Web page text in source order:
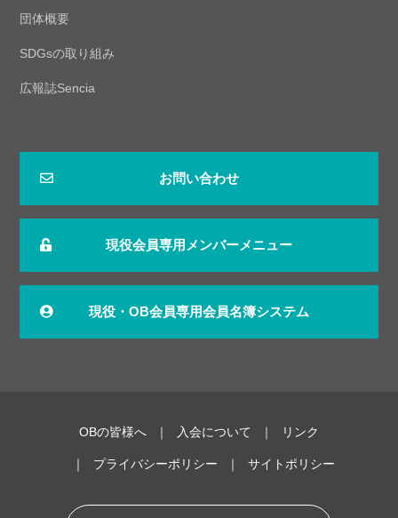
団体概要
SDGsの取り組み
広報誌Sencia
お問い合わせ
現役会員専用メンバーメニュー
現役・OB会員専用会員名簿システム
OBの皆様へ 入会について リンク
プライバシーポリシー サイトポリシー